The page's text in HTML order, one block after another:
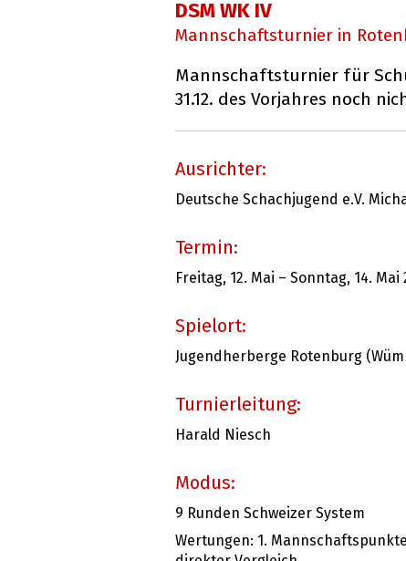
DSM WK IV
Mannschaftsturnier in
Mannschaftsturnier für
31.12. des Vorjahres noch
Ausrichter:
Deutsche Schachjugend e.V.
Termin:
Freitag, 12. Mai – Sonntag, 14. Mai
Spielort:
Jugendherberge Rotenburg
Turnierleitung:
Harald Niesch
Modus:
9 Runden Schweizer System
Wertungen: 1.